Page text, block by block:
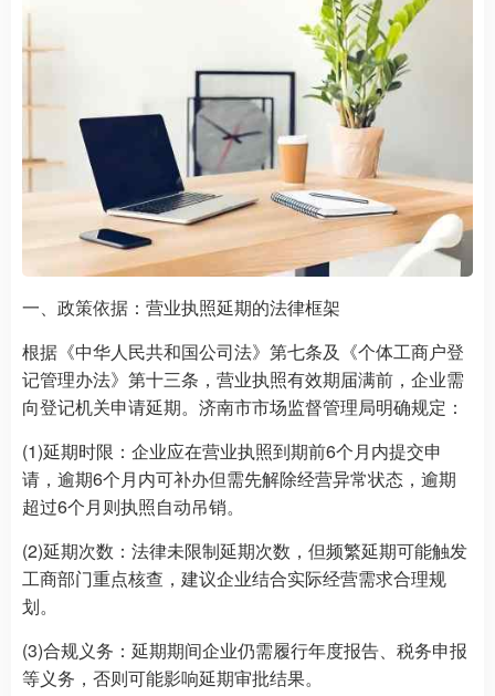
一、政策依据：营业执照延期的法律框架
根据《中华人民共和国公司法》第七条及《个体工商户登
记管理办法》第十三条，营业执照有效期届满前，企业需
向登记机关申请延期。济南市市场监督管理局明确规定：
(1)延期时限：企业应在营业执照到期前6个月内提交申
请，逾期6个月内可补办但需先解除经营异常状态，逾期
超过6个月则执照自动吊销。
(2)延期次数：法律未限制延期次数，但频繁延期可能触发
工商部门重点核查，建议企业结合实际经营需求合理规
划。
(3)合规义务：延期期间企业仍需履行年度报告、税务申报
等义务，否则可能影响延期审批结果。